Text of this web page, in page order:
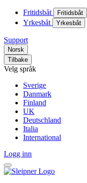
Fritidsbåt Fritidsbåt
Yrkesbåt Yrkesbåt
Support
Norsk
Tilbake
Velg språk
Sverige
Danmark
Finland
UK
Deutschland
Italia
International
Logg inn